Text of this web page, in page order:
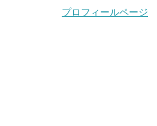
プロフィールページ